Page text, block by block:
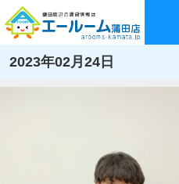
2023年02月24日